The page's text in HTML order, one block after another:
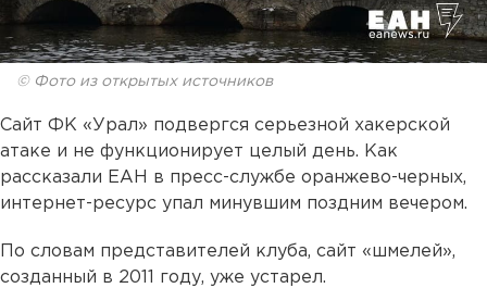
© Фото из открытых источников
Сайт ФК «Урал» подвергся серьезной хакерской
атаке и не функционирует целый день. Как
рассказали ЕАН в пресс-службе оранжево-черных,
интернет-ресурс упал минувшим поздним вечером.
По словам представителей клуба, сайт «шмелей»,
созданный в 2011 году, уже устарел.